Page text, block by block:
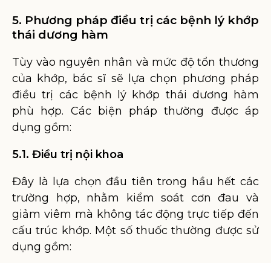
5. Phương pháp điều trị các bệnh lý khớp
thái dương hàm
Tùy vào nguyên nhân và mức độ tổn thương
của khớp, bác sĩ sẽ lựa chọn phương pháp
điều trị các bệnh lý khớp thái dương hàm
phù hợp. Các biện pháp thường được áp
dụng gồm:
5.1. Điều trị nội khoa
Đây là lựa chọn đầu tiên trong hầu hết các
trường hợp, nhằm kiểm soát cơn đau và
giảm viêm mà không tác động trực tiếp đến
cấu trúc khớp. Một số thuốc thường được sử
dụng gồm: